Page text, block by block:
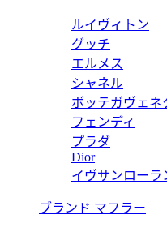
ルイヴィトン
グッチ
エルメス
シャネル
ボッテガヴェネ
フェンディ
プラダ
Dior
イヴサンローラ
ブランド マフラー